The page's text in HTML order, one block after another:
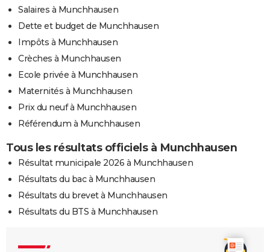
Salaires à Munchhausen
Dette et budget de Munchhausen
Impôts à Munchhausen
Crèches à Munchhausen
Ecole privée à Munchhausen
Maternités à Munchhausen
Prix du neuf à Munchhausen
Référendum à Munchhausen
Tous les résultats officiels à Munchhausen
Résultat municipale 2026 à Munchhausen
Résultats du bac à Munchhausen
Résultats du brevet à Munchhausen
Résultats du BTS à Munchhausen